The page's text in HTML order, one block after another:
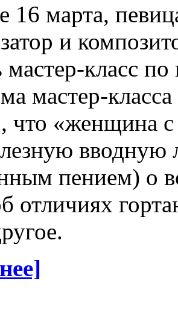
16 марта,
и
мастер-класс
мастер-
что «женщина
пением) о
отличиях